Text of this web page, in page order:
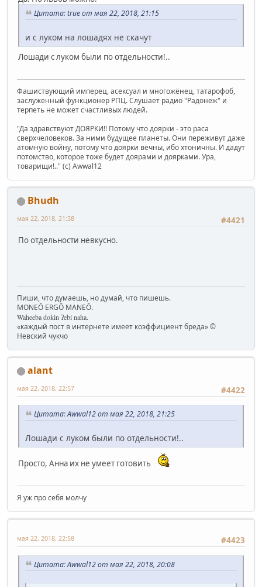
Цитата: true от мая 22, 2018, 21:15
и с луком на лошадях не скачут
Лошади с луком были по отдельности!..
Фашиствующий имперец, асексуал и многожёнец, татарофоб,
заслуженный функционер РПЦ. Слушает радио "Радонеж" и
терпеть не может счастливых людей.
"Да здравствуют ДОЯРКИ!! Потому что доярки - это раса
сверхчеловеков. За ними будущее планеты. Они переживут даже
атомную войну, потому что доярки вечны, ибо хтоничны. И дадут
потомство, которое тоже будет доярами и доярками. Ура,
товарищи!.." (c) Awwal12
Bhudh
#4421
мая 22, 2018, 21:38
По отдельности невкусно.
Пиши, что думаешь, но думай, что пишешь.
MONEŌ ERGŌ MANEŌ.
Waheeba dokin ʔebi naha.
«каждый пост в интернете имеет коэффициент бреда» ©
Невский чукчо
alant
#4422
мая 22, 2018, 22:57
Цитата: Awwal12 от мая 22, 2018, 21:25
Лошади с луком были по отдельности!..
Просто, Анна их не умеет готовить
Я уж про себя молчу
#4423
мая 22, 2018, 22:58
Цитата: Awwal12 от мая 22, 2018, 20:08